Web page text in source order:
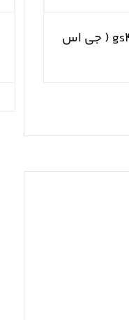
دسته موتور عقب لکسوس gs۴۶۰ ( جی اس